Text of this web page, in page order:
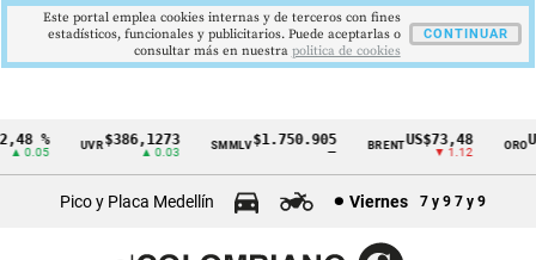
Cintillo
%
0.05
UVR$386,1273
▲ 0.03
SMMLV$1.750.905 BRENTUS$73,48
▼ 1.12
ORO
Pico y Placa Medellín Viernes 7 y 9 7 y 9
Este portal emplea cookies internas y de terceros con fines
estadísticos, funcionales y publicitarios. Puede aceptarlas o
consultar más en nuestra politica de cookies
CONTINUAR